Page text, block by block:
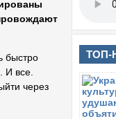
быстро
И все.
через
ТОП-